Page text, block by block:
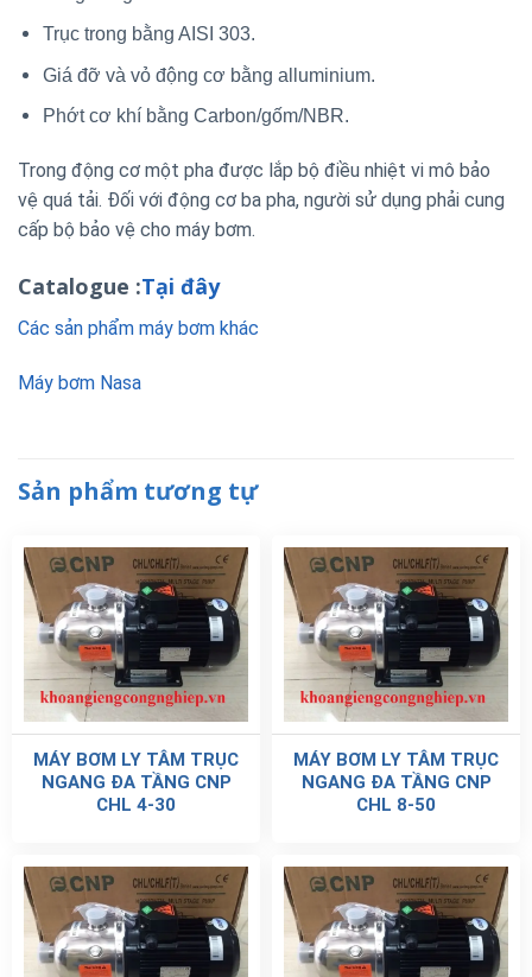
Trục trong bằng AISI 303.
Giá đỡ và vỏ động cơ bằng alluminium.
Phớt cơ khí bằng Carbon/gốm/NBR.
Trong động cơ một pha được lắp bộ điều nhiệt vi mô bảo
vệ quá tải. Đối với động cơ ba pha, người sử dụng phải cung
cấp bộ bảo vệ cho máy bơm.
Catalogue :Tại đây
Các sản phẩm máy bơm khác
Máy bơm Nasa
Sản phẩm tương tự
MÁY BƠM LY TÂM TRỤC
NGANG ĐA TẦNG CNP
CHL 4-30
MÁY BƠM LY TÂM TRỤC
NGANG ĐA TẦNG CNP
CHL 8-50